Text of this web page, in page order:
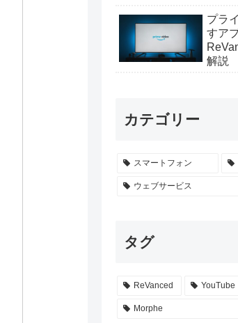
プラ
すア
解説
カテゴリー
スマートフォン
ウェブサービス
タグ
ReVanced YouTube
Morphe